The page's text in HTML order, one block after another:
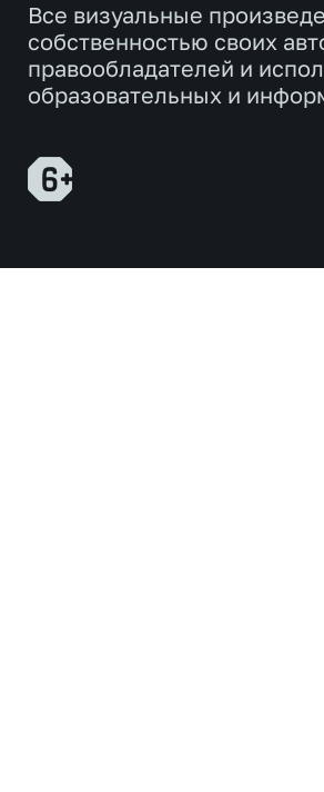
Все визуальные
собственностью своих
правообладателей и
образовательных и